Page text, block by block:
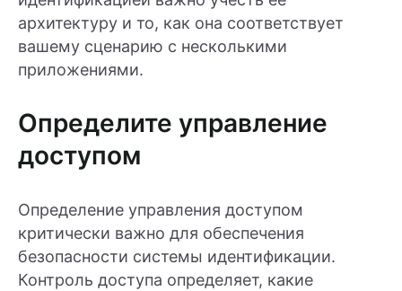
архитектуру и то, как она соответствует
вашему сценарию с несколькими
приложениями.
Определите управление
доступом
Определение управления доступом
критически важно для обеспечения
безопасности системы идентификации.
Контроль доступа определяет, какие